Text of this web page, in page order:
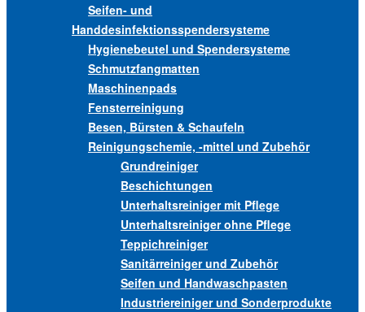
Seifen- und
Handdesinfektionsspendersysteme
Hygienebeutel und Spendersysteme
Schmutzfangmatten
Maschinenpads
Fensterreinigung
Besen, Bürsten & Schaufeln
Reinigungschemie, -mittel und Zubehör
Grundreiniger
Beschichtungen
Unterhaltsreiniger mit Pflege
Unterhaltsreiniger ohne Pflege
Teppichreiniger
Sanitärreiniger und Zubehör
Seifen und Handwaschpasten
Industriereiniger und Sonderprodukte